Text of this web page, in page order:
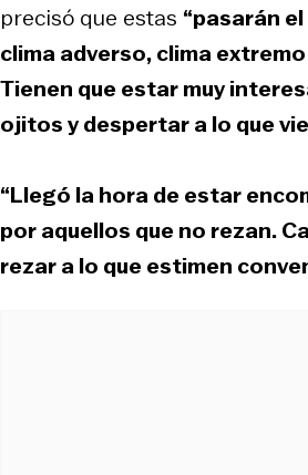
precisó que estas “pasarán
clima adverso, clima
Tienen que estar muy
ojitos y despertar a lo que
“Llegó la hora de estar
por aquellos que no rezan.
rezar a lo que estimen